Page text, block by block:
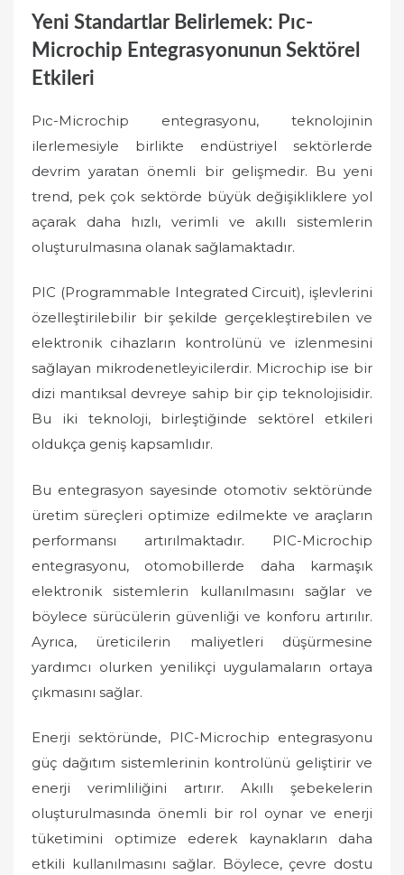
Yeni Standartlar Belirlemek: Pıc-
Microchip Entegrasyonunun Sektörel
Etkileri
Pıc-Microchip entegrasyonu, teknolojinin
ilerlemesiyle birlikte endüstriyel sektörlerde
devrim yaratan önemli bir gelişmedir. Bu yeni
trend, pek çok sektörde büyük değişikliklere yol
açarak daha hızlı, verimli ve akıllı sistemlerin
oluşturulmasına olanak sağlamaktadır.
PIC (Programmable Integrated Circuit), işlevlerini
özelleştirilebilir bir şekilde gerçekleştirebilen ve
elektronik cihazların kontrolünü ve izlenmesini
sağlayan mikrodenetleyicilerdir. Microchip ise bir
dizi mantıksal devreye sahip bir çip teknolojisidir.
Bu iki teknoloji, birleştiğinde sektörel etkileri
oldukça geniş kapsamlıdır.
Bu entegrasyon sayesinde otomotiv sektöründe
üretim süreçleri optimize edilmekte ve araçların
performansı artırılmaktadır. PIC-Microchip
entegrasyonu, otomobillerde daha karmaşık
elektronik sistemlerin kullanılmasını sağlar ve
böylece sürücülerin güvenliği ve konforu artırılır.
Ayrıca, üreticilerin maliyetleri düşürmesine
yardımcı olurken yenilikçi uygulamaların ortaya
çıkmasını sağlar.
Enerji sektöründe, PIC-Microchip entegrasyonu
güç dağıtım sistemlerinin kontrolünü geliştirir ve
enerji verimliliğini artırır. Akıllı şebekelerin
oluşturulmasında önemli bir rol oynar ve enerji
tüketimini optimize ederek kaynakların daha
etkili kullanılmasını sağlar. Böylece, çevre dostu